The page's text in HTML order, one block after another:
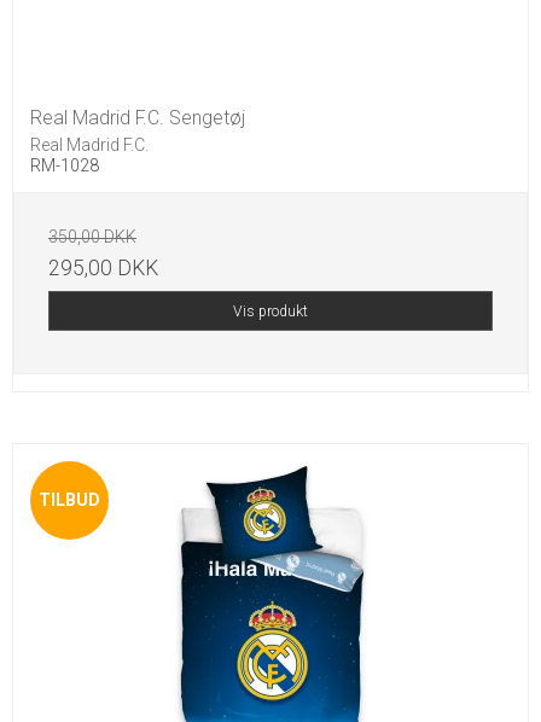
Real Madrid F.C. Sengetøj
Real Madrid F.C.
RM-1028
350,00 DKK
295,00 DKK
Vis produkt
TILBUD